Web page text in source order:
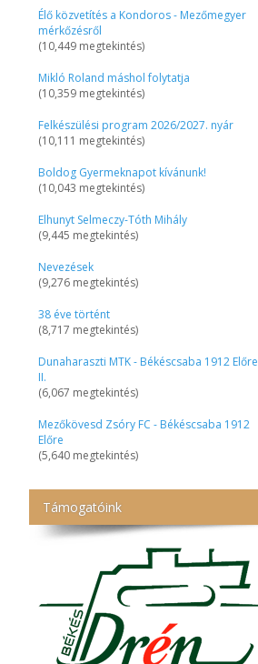
Élő közvetítés a Kondoros - Mezőmegyer
mérkőzésről
(10,449 megtekintés)
Mikló Roland máshol folytatja
(10,359 megtekintés)
Felkészülési program 2026/2027. nyár
(10,111 megtekintés)
Boldog Gyermeknapot kívánunk!
(10,043 megtekintés)
Elhunyt Selmeczy-Tóth Mihály
(9,445 megtekintés)
Nevezések
(9,276 megtekintés)
38 éve történt
(8,717 megtekintés)
Dunaharaszti MTK - Békéscsaba 1912 Előre
II.
(6,067 megtekintés)
Mezőkövesd Zsóry FC - Békéscsaba 1912
Előre
(5,640 megtekintés)
Támogatóink